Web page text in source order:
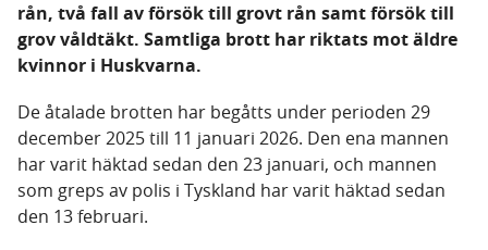
rån, två fall av försök till grovt rån samt försök till
grov våldtäkt. Samtliga brott har riktats mot äldre
kvinnor i Huskvarna.
De åtalade brotten har begåtts under perioden 29
december 2025 till 11 januari 2026. Den ena mannen
har varit häktad sedan den 23 januari, och mannen
som greps av polis i Tyskland har varit häktad sedan
den 13 februari.